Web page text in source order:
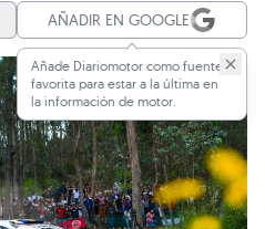
AÑADIR EN GOOGLE
Añade Diariomotor como fuente
favorita para estar a la última en
la información de motor.